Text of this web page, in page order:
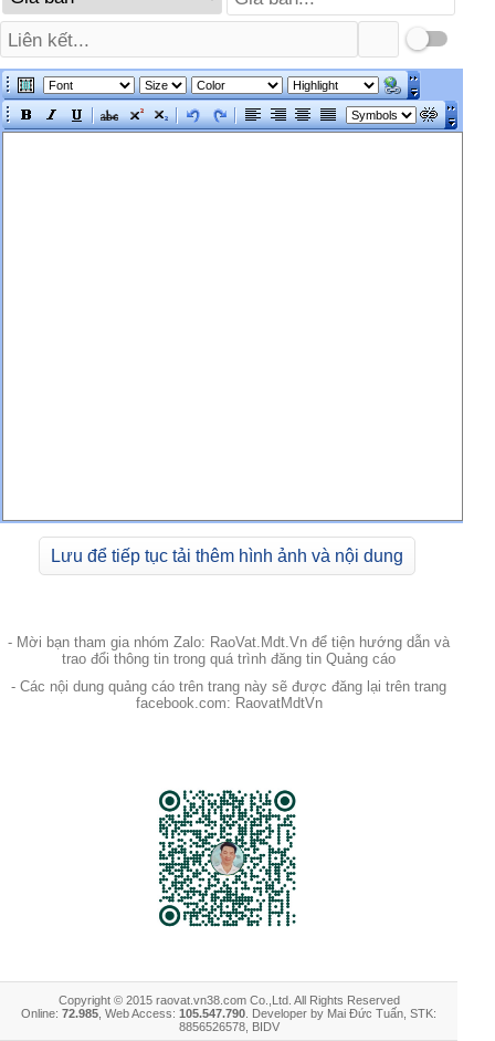
Lưu để tiếp tục tải thêm hình ảnh và nội dung
- Mời bạn tham gia nhóm Zalo: RaoVat.Mdt.Vn để tiện hướng dẫn và
trao đổi thông tin trong quá trình đăng tin Quảng cáo
- Các nội dung quảng cáo trên trang này sẽ được đăng lại trên trang
facebook.com: RaovatMdtVn
Copyright © 2015 raovat.vn38.com Co.,Ltd. All Rights Reserved
Online: 72.985 , Web Access: 105.547.790 . Developer by Mai Đức Tuấn, STK:
8856526578, BIDV